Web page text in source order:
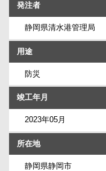
発注者
静岡県清水港管理局
用途
防災
竣工年月
2023年05月
所在地
静岡県静岡市